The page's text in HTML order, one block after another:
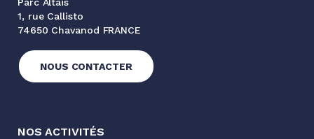
1, rue Callisto
74650 Chavanod FRANCE
NOUS CONTACTER
NOS ACTIVITÉS